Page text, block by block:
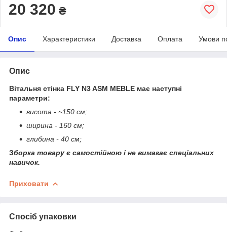
20 320 ₴
Опис Характеристики Доставка Оплата Умови
Опис
Вітальня стінка FLY N3 ASM MEBLE має наступні
параметри:
висота - ~150 см;
ширина - 160 см;
глибина - 40 см;
Зборка товару є самостійною і не вимагає спеціальних
навичок.
Приховати
Спосіб упаковки